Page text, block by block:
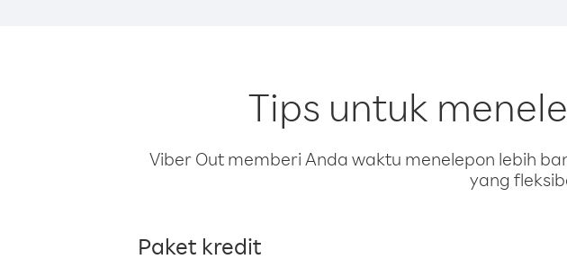
Tips untuk
Viber Out memberi Anda waktu menelepon lebih
yang
Paket kredit